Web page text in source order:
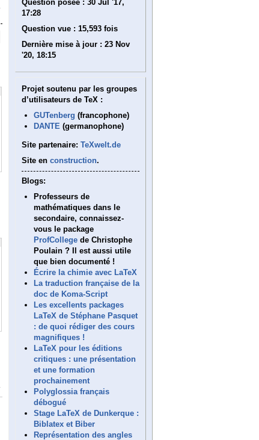
Question posée : 30 Jul '17,
17:28
Question vue : 15,593 fois
Dernière mise à jour : 23 Nov
'20, 18:15
Projet soutenu par les groupes
d’utilisateurs de TeX :
GUTenberg (francophone)
DANTE (germanophone)
Site partenaire: TeXwelt.de
Site en construction.
Blogs:
Professeurs de
mathématiques dans le
secondaire, connaissez-
vous le package
ProfCollege de Christophe
Poulain ? Il est aussi utile
que bien documenté !
Écrire la chimie avec LaTeX
La traduction française de la
doc de Koma-Script
Les excellents packages
LaTeX de Stéphane Pasquet
: de quoi rédiger des cours
magnifiques !
LaTeX pour les éditions
critiques : une présentation
et une formation
prochainement
Polyglossia français
débogué
Stage LaTeX de Dunkerque :
Biblatex et Biber
Représentation des angles